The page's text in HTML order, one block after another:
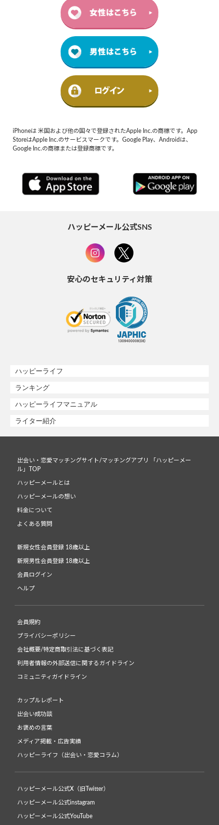
iPhoneは 米国および他の国々で登録されたApple Inc.の商標です。App
StoreはApple Inc.のサービスマークです。Google Play、Androidは、
Google Inc.の商標または登録商標です。
ハッピーメール公式SNS
安心のセキュリティ対策
ハッピーライフ
ランキング
ハッピーライフマニュアル
ライター紹介
出会い・恋愛マッチングサイト/マッチングアプリ 「ハッピーメー
ル」TOP
ハッピーメールとは
ハッピーメールの想い
料金について
よくある質問
新規女性会員登録 18歳以上
新規男性会員登録 18歳以上
会員ログイン
ヘルプ
会員規約
プライバシーポリシー
会社概要/特定商取引法に基づく表記
利用者情報の外部送信に関するガイドライン
コミュニティガイドライン
カップルレポート
出会い成功談
お褒めの言葉
メディア掲載・広告実績
ハッピーライフ（出会い・恋愛コラム）
ハッピーメール公式X（旧Twitter）
ハッピーメール公式instagram
ハッピーメール公式YouTube